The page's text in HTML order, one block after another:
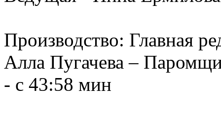
Производство: Главная
Алла Пугачева –
- с 43:58 мин